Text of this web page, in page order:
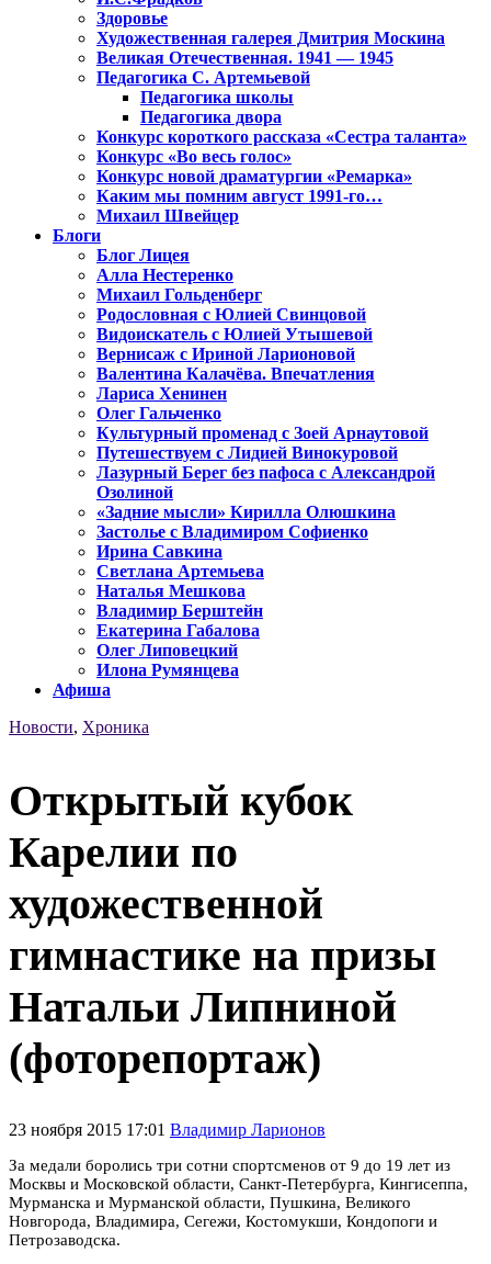
Здоровье
Художественная галерея Дмитрия Москина
Великая Отечественная. 1941 — 1945
Педагогика С. Артемьевой
Педагогика школы
Педагогика двора
Конкурс короткого рассказа «Сестра таланта»
Конкурс «Во весь голос»
Конкурс новой драматургии «Ремарка»
Каким мы помним август 1991-го…
Михаил Швейцер
Блоги
Блог Лицея
Алла Нестеренко
Михаил Гольденберг
Родословная с Юлией Свинцовой
Видоискатель с Юлией Утышевой
Вернисаж с Ириной Ларионовой
Валентина Калачёва. Впечатления
Лариса Хенинен
Олег Гальченко
Культурный променад с Зоей Арнаутовой
Путешествуем с Лидией Винокуровой
Лазурный Берег без пафоса с Александрой
Озолиной
«Задние мысли» Кирилла Олюшкина
Застолье с Владимиром Софиенко
Ирина Савкина
Светлана Артемьева
Наталья Мешкова
Владимир Берштейн
Екатерина Габалова
Олег Липовецкий
Илона Румянцева
Афиша
Новости, Хроника
Открытый кубок
Карелии по
художественной
гимнастике на призы
Натальи Липниной
(фоторепортаж)
23 ноября 2015 17:01 Владимир Ларионов
За медали боролись три сотни спортсменов от 9 до 19 лет из
Москвы и Московской области, Санкт-Петербурга, Кингисеппа,
Мурманска и Мурманской области, Пушкина, Великого
Новгорода, Владимира, Сегежи, Костомукши, Кондопоги и
Петрозаводска.